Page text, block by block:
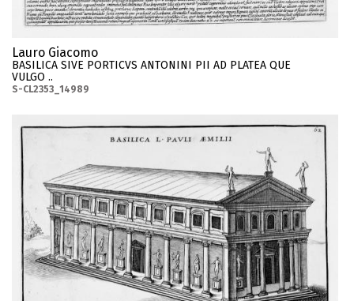
Lauro Giacomo
BASILICA SIVE PORTICVS ANTONINI PII AD PLATEA QUE
VULGO ..
S-CL2353_14989